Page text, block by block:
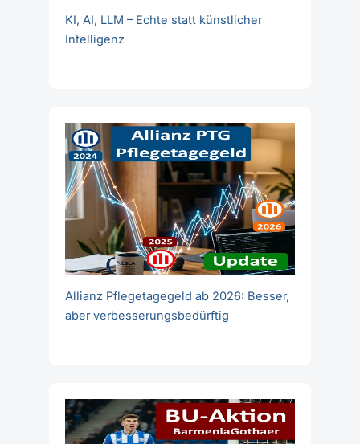
KI, AI, LLM – Echte statt künstlicher
Intelligenz
Allianz Pflegetagegeld ab 2026: Besser,
aber verbesserungsbedürftig